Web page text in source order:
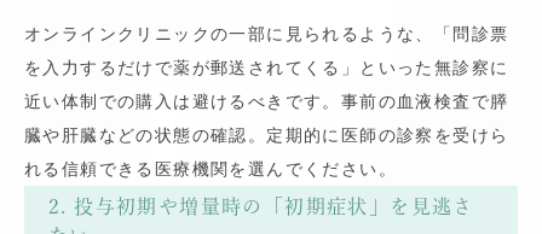
オンラインクリニックの一部に見られるような、「問診票
を入力するだけで薬が郵送されてくる」といった無診察に
近い体制での購入は避けるべきです。事前の血液検査で膵
臓や肝臓などの状態の確認。定期的に医師の診察を受けら
れる信頼できる医療機関を選んでください。
2. 投与初期や増量時の「初期症状」を見逃さ